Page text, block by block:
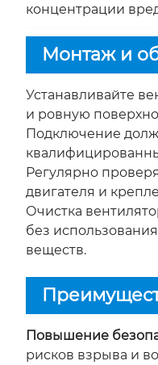
концентрации
Монтаж и
Устанавливайте
и ровную
Подключение
Регулярно
двигателя и
Очистка
без
веществ.
Повышение
рисков взрыва и